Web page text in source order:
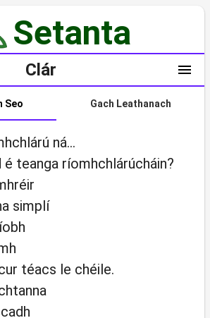
ná…
é teanga ríomhchlárúcháin?
simplí
téacs le chéile.